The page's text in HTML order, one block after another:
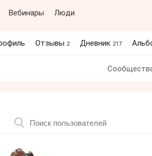
Вебинары Люди
Отзывы 2 Дневник 217